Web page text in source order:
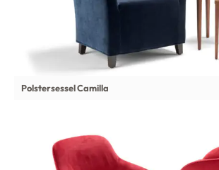
Polstersessel Camilla